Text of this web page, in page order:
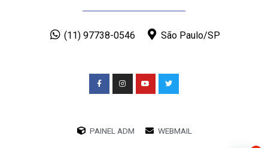
(11) 97738-0546 São Paulo/SP
PAINEL ADM WEBMAIL